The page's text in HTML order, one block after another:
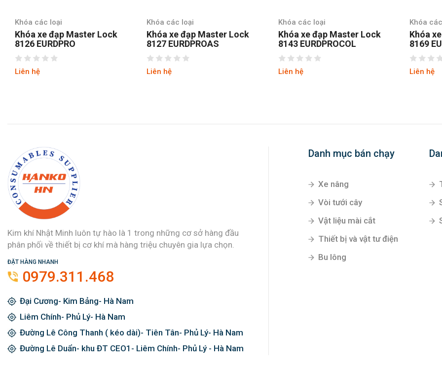
Khóa các loại
Khóa xe đạp Master Lock
8126 EURDPRO
Liên hệ
Khóa các loại
Khóa xe đạp Master Lock
8127 EURDPROAS
Liên hệ
Khóa các loại
Khóa xe đạp Master Lock
8143 EURDPROCOL
Liên hệ
Khóa
Khóa
8169
Liên hệ
Kim khí Nhật Minh luôn tự hào là 1 trong những cơ sở hàng đầu
phân phối về thiết bị cơ khí mà hàng triệu chuyên gia lựa chọn.
ĐẶT HÀNG NHANH
0979.311.468
Đại Cương- Kim Bảng- Hà Nam
Liêm Chính- Phủ Lý- Hà Nam
Đường Lê Công Thanh ( kéo dài)- Tiên Tân- Phủ Lý- Hà Nam
Đường Lê Duẩn- khu ĐT CEO1- Liêm Chính- Phủ Lý - Hà Nam
Danh mục bán chạy
Xe nâng
Vòi tưới cây
Vật liệu mài cắt
Thiết bị và vật tư điện
Bu lông